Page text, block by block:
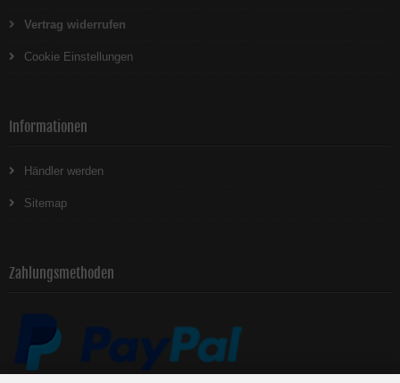
Vertrag widerrufen
Cookie Einstellungen
Informationen
Händler werden
Sitemap
Zahlungsmethoden